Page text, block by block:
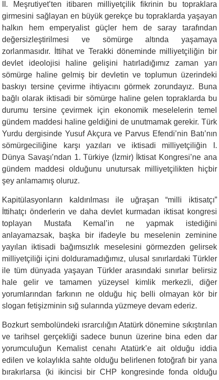
II. Meşrutiyet’ten itibaren milliyetçilik fikrinin bu topraklara
girmesini sağlayan en büyük gerekçe bu topraklarda yaşayan
halkın hem emperyalist güçler hem de saray tarafından
değersizleştirilmesi ve sömürge altında yaşamaya
zorlanmasıdır. İttihat ve Terakki döneminde milliyetçiliğin bir
devlet ideolojisi haline gelişini hatırladığımız zaman yarı
sömürge haline gelmiş bir devletin ve toplumun üzerindeki
baskıyı tersine çevirme ihtiyacını görmek zorundayız. Buna
bağlı olarak iktisadi bir sömürge haline gelen topraklarda bu
durumu tersine çevirmek için ekonomik meselelerin temel
gündem maddesi haline geldiğini de unutmamak gerekir. Türk
Yurdu dergisinde Yusuf Akçura ve Parvus Efendi’nin Batı’nın
sömürgeciliğine karşı yazıları ve iktisadi milliyetçiliğin I.
Dünya Savaşı’ndan 1. Türkiye (İzmir) İktisat Kongresi’ne ana
gündem maddesi olduğunu unutursak milliyetçilikten hiçbir
şey anlamamış oluruz.
Kapitülasyonların kaldırılması ile uğraşan “milli iktisatçı”
İttihatçı önderlerin ve daha devlet kurmadan iktisat kongresi
toplayan Mustafa Kemal’in ne yapmak istediğini
anlayamazsak, başka bir ifadeyle bu meselenin zeminine
yayılan iktisadi bağımsızlık meselesini görmezden gelirsek
milliyetçiliği içini dolduramadığımız, ulusal sınırlardaki Türkler
ile tüm dünyada yaşayan Türkler arasındaki sınırlar belirsiz
hale gelir ve tamamen yüzeysel kimlik merkezli, diğer
yorumlarından farkının ne olduğu hiç belli olmayan kör bir
slogan fetişizminin sığ sularında yüzmeye devam ederiz.
Bozkurt sembolündeki ısrarcılığın Atatürk dönemine sıkıştırılan
ve tarihsel gerçekliği sadece bunun üzerine bina eden dar
yorumculuğun Kemalist cenahı Atatürk’e ait olduğu iddia
edilen ve kolaylıkla sahte olduğu belirlenen fotoğrafı bir yana
bırakırlarsa (ki ikincisi bir CHP kongresinde fonda olduğu